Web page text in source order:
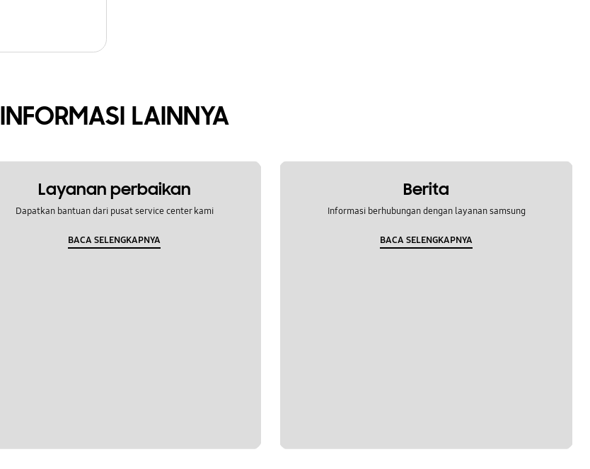
INFORMASI LAINNYA
Layanan perbaikan
Dapatkan bantuan dari pusat service center kami
BACA SELENGKAPNYA
Berita
Informasi berhubungan dengan layanan samsung
BACA SELENGKAPNYA